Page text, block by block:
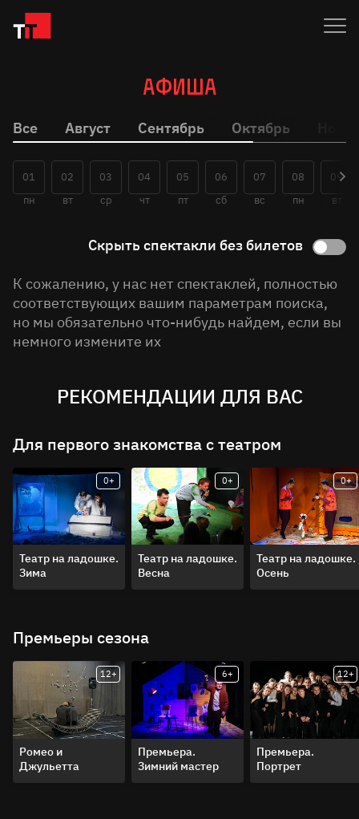
Афиша
Все Август Сентябрь Октябрь
01
пн
02
вт
03
ср
04
чт
05
пт
06
сб
07
вс
08
пн
09
вт
Скрыть спектакли без билетов
К сожалению, у нас нет спектаклей, полностью
соответствующих вашим параметрам поиска,
но мы обязательно что-нибудь найдем, если вы
немного измените их
РЕКОМЕНДАЦИИ ДЛЯ ВАС
Для первого знакомства с театром
0+
Театр на ладошке.
Зима
0+
Театр на ладошке.
Весна
0+
Театр на ладошке.
Осень
Премьеры сезона
12+
Ромео и
Джульетта
6+
Премьера.
Зимний мастер
12+
Премьера.
Портрет